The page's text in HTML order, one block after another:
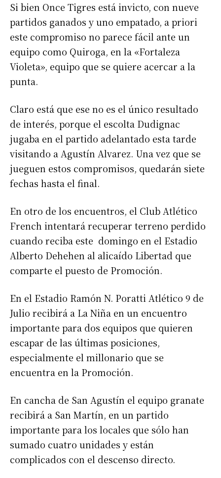
Si bien Once Tigres está invicto, con nueve
partidos ganados y uno empatado, a priori
este compromiso no parece fácil ante un
equipo como Quiroga, en la «Fortaleza
Violeta», equipo que se quiere acercar a la
punta.
Claro está que ese no es el único resultado
de interés, porque el escolta Dudignac
jugaba en el partido adelantado esta tarde
visitando a Agustín Alvarez. Una vez que se
jueguen estos compromisos, quedarán siete
fechas hasta el final.
En otro de los encuentros, el Club Atlético
French intentará recuperar terreno perdido
cuando reciba este domingo en el Estadio
Alberto Dehehen al alicaído Libertad que
comparte el puesto de Promoción.
En el Estadio Ramón N. Poratti Atlético 9 de
Julio recibirá a La Niña en un encuentro
importante para dos equipos que quieren
escapar de las últimas posiciones,
especialmente el millonario que se
encuentra en la Promoción.
En cancha de San Agustín el equipo granate
recibirá a San Martín, en un partido
importante para los locales que sólo han
sumado cuatro unidades y están
complicados con el descenso directo.